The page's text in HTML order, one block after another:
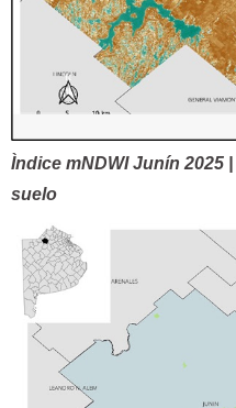
Ìndice mNDWI Junín 2025
suelo